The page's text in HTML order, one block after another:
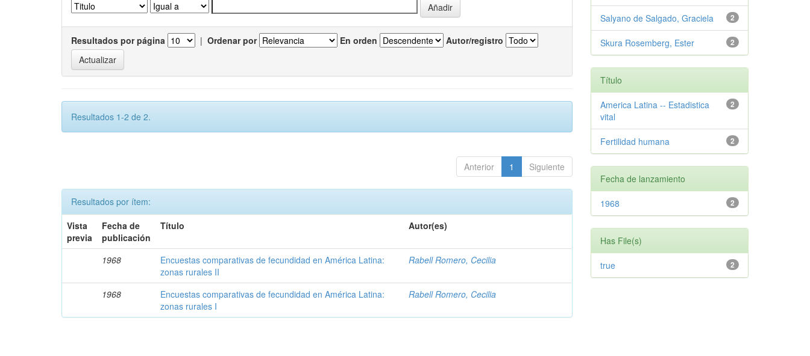
Resultados por página | Ordenar por En orden Autor/registro
Resultados 1-2 de 2.
Anterior 1 Siguiente
Resultados por ítem:
Vista
previa
Fecha de
publicación
Título Autor(es)
1968
Encuestas comparativas de fecundidad en América Latina:
zonas rurales II
Rabell Romero, Cecilia
1968
Encuestas comparativas de fecundidad en América Latina:
zonas rurales I
Rabell Romero, Cecilia
2
Salyano de Salgado, Graciela
2
Skura Rosemberg, Ester
Título
2
America Latina -- Estadistica
vital
2
Fertilidad humana
Fecha de lanzamiento
2
1968
Has File(s)
2
true